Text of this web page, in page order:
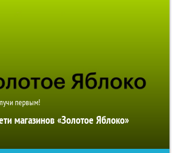
первым!
магазинов «Золотое Яблоко»